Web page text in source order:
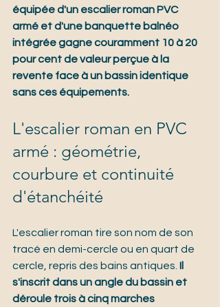
équipée d'un escalier roman PVC
armé et d'une banquette balnéo
intégrée gagne couramment 10 à 20
pour cent de valeur perçue à la
revente face à un bassin identique
sans ces équipements.
L'escalier roman en PVC
armé : géométrie,
courbure et continuité
d'étanchéité
L'escalier roman tire son nom de son
tracé en demi-cercle ou en quart de
cercle, repris des bains antiques. Il
s'inscrit dans un angle du bassin et
déroule trois à cinq marches